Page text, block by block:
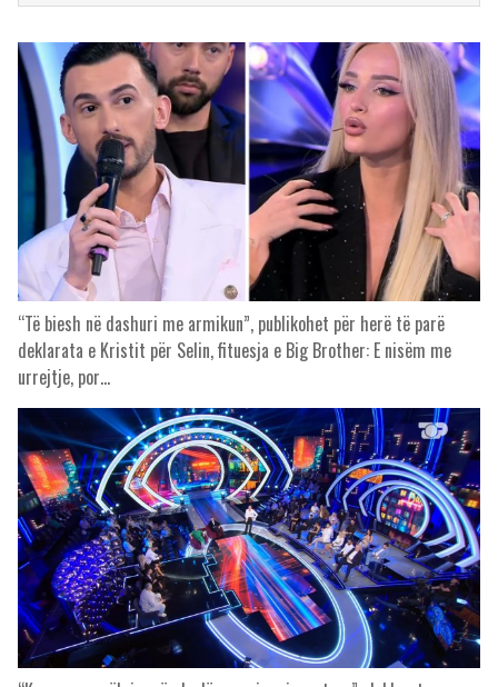
“Të biesh në dashuri me armikun”, publikohet për herë të parë
deklarata e Kristit për Selin, fituesja e Big Brother: E nisëm me
urrejtje, por…